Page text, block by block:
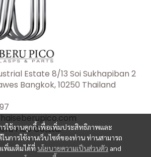
รใช้งานคุกกี้ เพื่อเพิ่มประสิทธิภาพและ
การใช้งานเว็บไซต์ของท่าน ท่านสามารถ
พิ่มเติมได้ที่ นโยบายความเป็นส่วนตัว and
Estate 8/13 Soi Sukhapiban 2
Bangkok, 10250 Thailand
Pico Co.,Ltd.